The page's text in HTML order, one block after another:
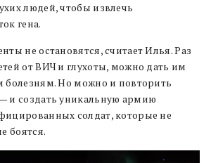
людей, чтобы извлечь
гена.
не остановятся, считает Илья. Раз
от ВИЧ и глухоты, можно дать им
болезням. Но можно и повторить
и создать уникальную армию
солдат, которые не
боятся.